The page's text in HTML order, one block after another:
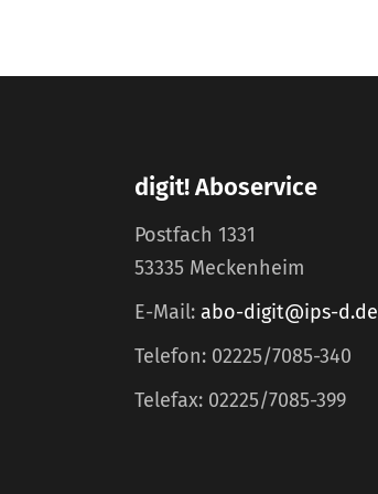
digit! Aboservice
Postfach 1331
53335 Meckenheim
E-Mail: abo-digit@ips-d.de
Telefon: 02225/7085-340
Telefax: 02225/7085-399